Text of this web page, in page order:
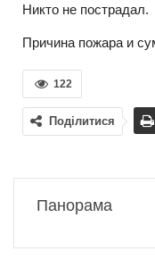
Никто не пострадал.
Причина пожара и
122
Поділитися
Панорама